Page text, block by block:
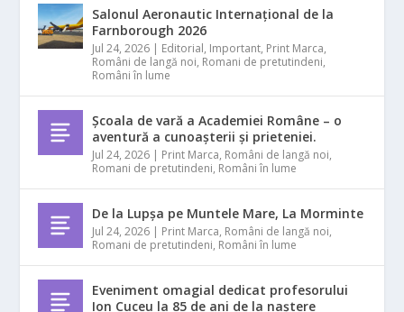
Salonul Aeronautic Internațional de la
Farnborough 2026
Jul 24, 2026 | Editorial, Important, Print Marca,
Români de langă noi, Romani de pretutindeni,
Români în lume
Școala de vară a Academiei Române – o
aventură a cunoașterii și prieteniei.
Jul 24, 2026 | Print Marca, Români de langă noi,
Romani de pretutindeni, Români în lume
De la Lupșa pe Muntele Mare, La Morminte
Jul 24, 2026 | Print Marca, Români de langă noi,
Romani de pretutindeni, Români în lume
Eveniment omagial dedicat profesorului
Ion Cuceu la 85 de ani de la naștere